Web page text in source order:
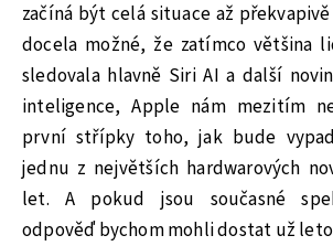
začíná být celá situace až
docela možné, že zatímco většina
sledovala hlavně Siri AI a další
inteligence, Apple nám mezitím
první střípky toho, jak bude
jednu z největších hardwarových
let. A pokud jsou současné
odpověď bychom mohli dostat už